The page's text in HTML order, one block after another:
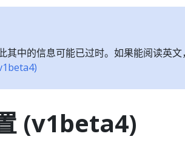
其中的信息可能已过时。如果能阅读英
(v1beta4)